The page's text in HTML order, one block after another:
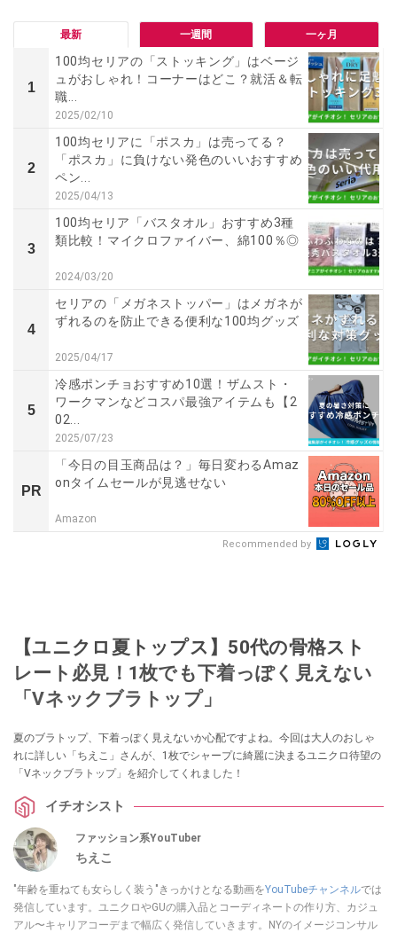
最新 一週間 一ヶ月
1
100均セリアの「ストッキング」はベージ
ュがおしゃれ！コーナーはどこ？就活＆転
職...
2025/02/10
2
100均セリアに「ポスカ」は売ってる？
「ポスカ」に負けない発色のいいおすすめ
ペン...
2025/04/13
3
100均セリア「バスタオル」おすすめ3種
類比較！マイクロファイバー、綿100％◎
2024/03/20
4
セリアの「メガネストッパー」はメガネが
ずれるのを防止できる便利な100均グッズ
2025/04/17
5
冷感ポンチョおすすめ10選！ザムスト・
ワークマンなどコスパ最強アイテムも【2
02...
2025/07/23
PR
「今日の目玉商品は？」毎日変わるAmaz
onタイムセールが見逃せない
Amazon
Recommended by
【ユニクロ夏トップス】50代の骨格スト
レート必見！1枚でも下着っぽく見えない
「Vネックブラトップ」
夏のブラトップ、下着っぽく見えないか心配ですよね。今回は大人のおしゃ
れに詳しい「ちえこ」さんが、1枚でシャープに綺麗に決まるユニクロ待望の
「Vネックブラトップ」を紹介してくれました！
イチオシスト
ファッション系YouTuber
ちえこ
"年齢を重ねても女らしく装う"きっかけとなる動画をYouTubeチャンネルでは
発信しています。ユニクロやGUの購入品とコーディネートの作り方、カジュ
アル〜キャリアコーデまで幅広く発信していきます。NYのイメージコンサル